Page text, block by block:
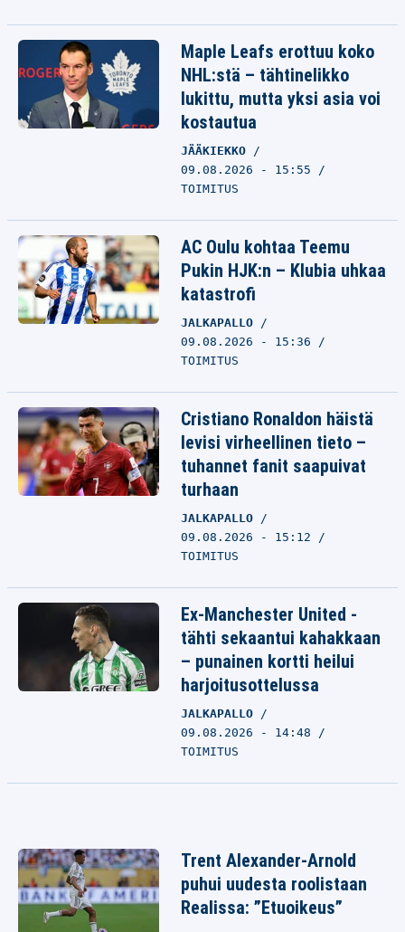
Maple Leafs erottuu koko
NHL:stä – tähtinelikko
lukittu, mutta yksi asia voi
kostautua
JÄÄKIEKKO
09.08.2026 - 15:55
TOIMITUS
AC Oulu kohtaa Teemu
Pukin HJK:n – Klubia uhkaa
katastrofi
JALKAPALLO
09.08.2026 - 15:36
TOIMITUS
Cristiano Ronaldon häistä
levisi virheellinen tieto –
tuhannet fanit saapuivat
turhaan
JALKAPALLO
09.08.2026 - 15:12
TOIMITUS
Ex-Manchester United -
tähti sekaantui kahakkaan
– punainen kortti heilui
harjoitusottelussa
JALKAPALLO
09.08.2026 - 14:48
TOIMITUS
Trent Alexander-Arnold
puhui uudesta roolistaan
Realissa: ”Etuoikeus”